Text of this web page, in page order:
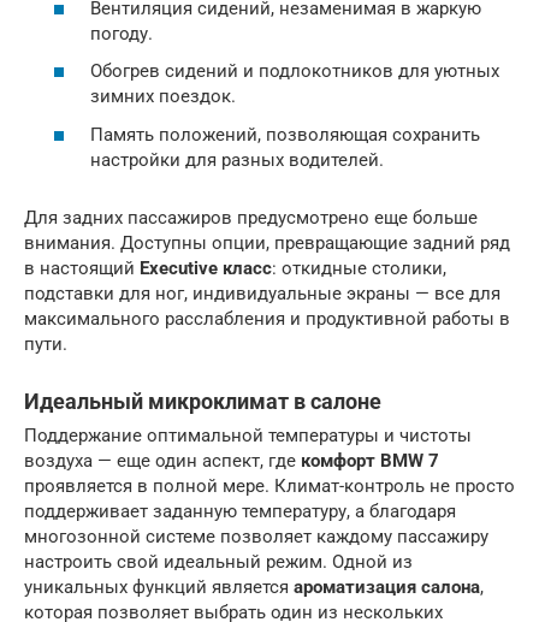
Вентиляция сидений, незаменимая в жаркую
погоду.
Обогрев сидений и подлокотников для уютных
зимних поездок.
Память положений, позволяющая сохранить
настройки для разных водителей.
Для задних пассажиров предусмотрено еще больше
внимания. Доступны опции, превращающие задний ряд
в настоящий Executive класс: откидные столики,
подставки для ног, индивидуальные экраны — все для
максимального расслабления и продуктивной работы в
пути.
Идеальный микроклимат в салоне
Поддержание оптимальной температуры и чистоты
воздуха — еще один аспект, где комфорт BMW 7
проявляется в полной мере. Климат-контроль не просто
поддерживает заданную температуру, а благодаря
многозонной системе позволяет каждому пассажиру
настроить свой идеальный режим. Одной из
уникальных функций является ароматизация салона,
которая позволяет выбрать один из нескольких